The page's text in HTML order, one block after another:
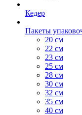
Кедер
Пакеты
20 см
22 см
23 см
25 см
28 см
30 см
32 см
35 см
40 см